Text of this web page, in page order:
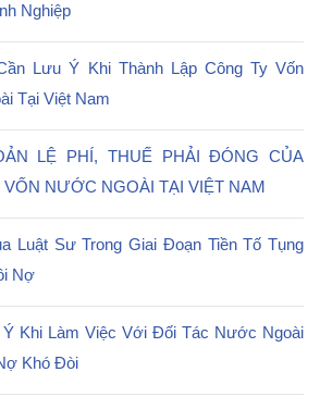
Nghiệp
Lưu Ý Khi Thành Lập Công Ty Vốn
Tại Việt Nam
LỆ PHÍ, THUẾ PHẢI ĐÓNG CỦA
NƯỚC NGOÀI TẠI VIỆT NAM
Luật Sư Trong Giai Đoạn Tiền Tố Tụng
Nợ
Ý Khi Làm Việc Với Đối Tác Nước Ngoài
Khó Đòi